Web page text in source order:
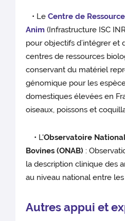
• LeCentre de
Anim (Infrastructure ISC
pour objectifs d’intégrer et
centres de ressources
conservant du matériel
génomique pour les
domestiques élevées en
oiseaux, poissons et
• L'Observatoire
Bovines (ONAB) :
la description clinique des
au niveau national entre
Autres appui et